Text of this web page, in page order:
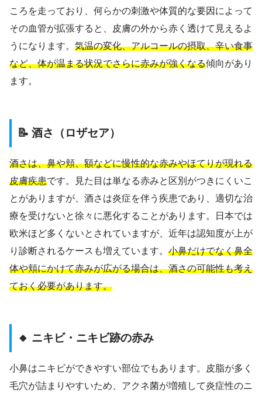
ころを走っており、何らかの刺激や体質的な要因によって
その血管が拡張すると、皮膚の外から赤く透けて見えるよ
うになります。 気温の変化、アルコールの摂取、辛い食事
など、体が温まる状況でさらに赤みが強くなる傾向があり
ます。
📝 酒さ（ロザセア）
酒さは、鼻や頬、額などに慢性的な赤みやほてりが現れる
皮膚疾患です。見た目は単なる赤みと区別がつきにくいこ
とがありますが、酒さは炎症を伴う疾患であり、適切な治
療を受けないと徐々に悪化することがあります。日本では
欧米ほど多くないとされていますが、近年は認知度が上が
り診断されるケースも増えています。 小鼻だけでなく鼻全
体や頬にかけて赤みが広がる場合は、酒さの可能性も考え
ておく必要があります。
🔸 ニキビ・ニキビ跡の赤み
小鼻はニキビができやすい部位でもあります。皮脂が多く
毛穴が詰まりやすいため、アクネ菌が増殖して炎症性のニ